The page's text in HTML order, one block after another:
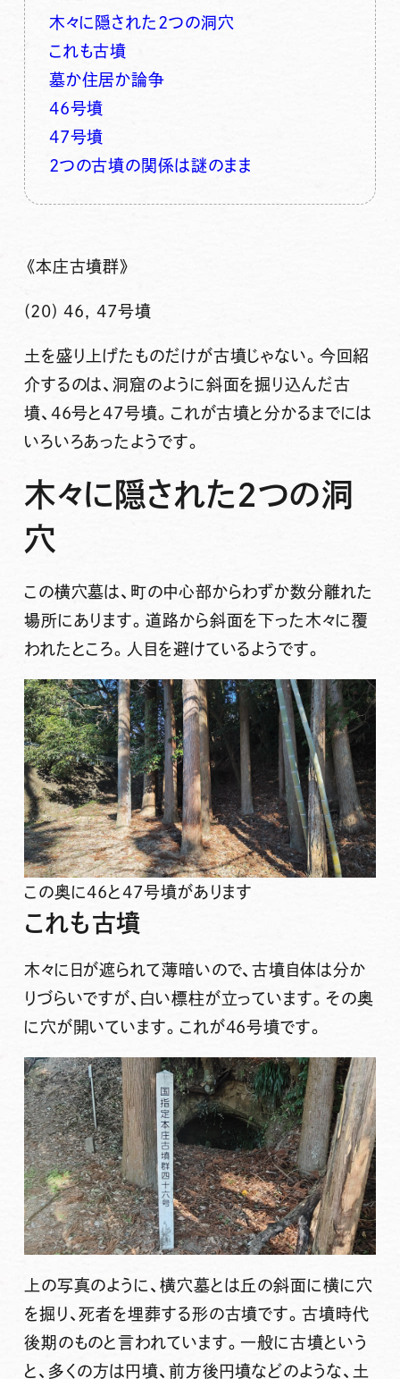
木々に隠された2つの洞穴
これも古墳
墓か住居か論争
46号墳
47号墳
2つの古墳の関係は謎のまま
《本庄古墳群》
(20) 46, 47号墳
土を盛り上げたものだけが古墳じゃない。今回紹
介するのは、洞窟のように斜面を掘り込んだ古
墳、46号と47号墳。これが古墳と分かるまでには
いろいろあったようです。
木々に隠された2つの洞
穴
この横穴墓は、町の中心部からわずか数分離れた
場所にあります。道路から斜面を下った木々に覆
われたところ。人目を避けているようです。
この奥に46と47号墳があります
これも古墳
木々に日が遮られて薄暗いので、古墳自体は分か
りづらいですが、白い標柱が立っています。その奥
に穴が開いています。これが46号墳です。
上の写真のように、横穴墓とは丘の斜面に横に穴
を掘り、死者を埋葬する形の古墳です。古墳時代
後期のものと言われています。一般に古墳という
と、多くの方は円墳、前方後円墳などのような、土